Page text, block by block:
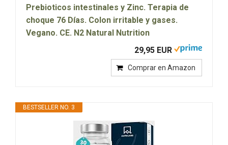
Prebioticos intestinales y Zinc. Terapia de
choque 76 Días. Colon irritable y gases.
Vegano. CE. N2 Natural Nutrition
29,95 EUR
Comprar en Amazon
BESTSELLER NO. 3